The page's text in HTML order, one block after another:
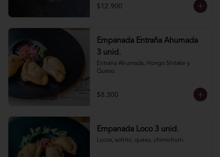
$12.900
Empanada Entraña Ahumada
3 unid.
Entraña Ahumada, Hongo Shitake y
Queso.
$8.300
Empanada Loco 3 unid.
Locos, sofrito, queso, chimichurri.